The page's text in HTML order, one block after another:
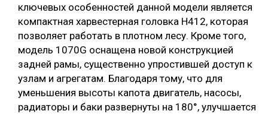
ключевых особенностей данной модели является
компактная харвестерная головка Н412, которая
позволяет работать в плотном лесу. Кроме того,
модель 1070G оснащена новой конструкцией
задней рамы, существенно упростившей доступ к
узлам и агрегатам. Благодаря тому, что для
уменьшения высоты капота двигатель, насосы,
радиаторы и баки развернуты на 180°, улучшается